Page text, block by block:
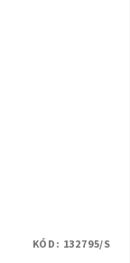
KÓD: 132795/S